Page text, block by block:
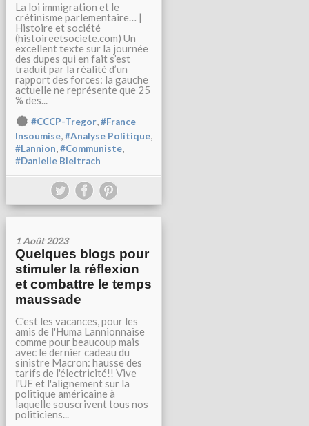
La loi immigration et le
crétinisme parlementaire… |
Histoire et société
(histoireetsociete.com) Un
excellent texte sur la journée
des dupes qui en fait s’est
traduit par la réalité d’un
rapport des forces: la gauche
actuelle ne représente que 25
% des...
#CCCP-Tregor,#France
Insoumise,#Analyse Politique,
#Lannion,#Communiste,
#Danielle Bleitrach
1 Août 2023
Quelques blogs pour
stimuler la réflexion
et combattre le temps
maussade
C'est les vacances, pour les
amis de l'Huma Lannionnaise
comme pour beaucoup mais
avec le dernier cadeau du
sinistre Macron: hausse des
tarifs de l'électricité!! Vive
l'UE et l'alignement sur la
politique américaine à
laquelle souscrivent tous nos
politiciens...